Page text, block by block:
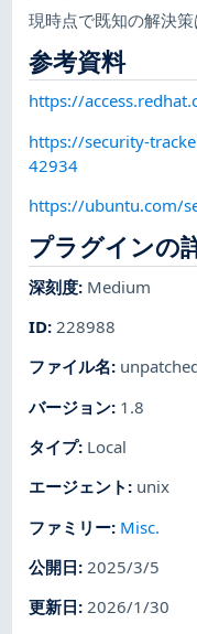
現時点で既知の解決策
参考資料
https://
https://security-
42934
https://ubuntu.com/
プラグインの
深刻度: Medium
ID:228988
ファイル名:
バージョン: 1.8
タイプ: Local
エージェント : unix
ファミリー: Misc.
公開日: 2025/3/5
更新日:2026/1/30